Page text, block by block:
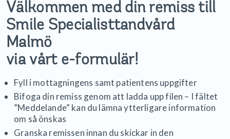
Välkommen med din remiss till
Smile Specialisttandvård
Malmö
via vårt e-formulär!
Fyll i mottagningens samt patientens uppgifter
Bifoga din remiss genom att ladda upp filen – I fältet
”Meddelande” kan du lämna ytterligare information
om så önskas
Granska remissen innan du skickar in den